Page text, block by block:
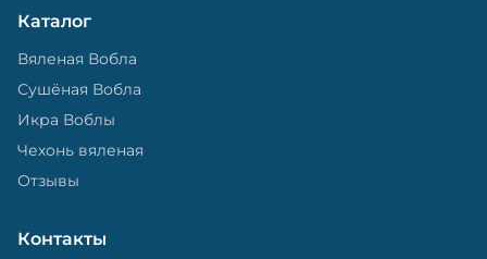
Каталог
Вяленая Вобла
Сушёная Вобла
Икра Воблы
Чехонь вяленая
Отзывы
Контакты